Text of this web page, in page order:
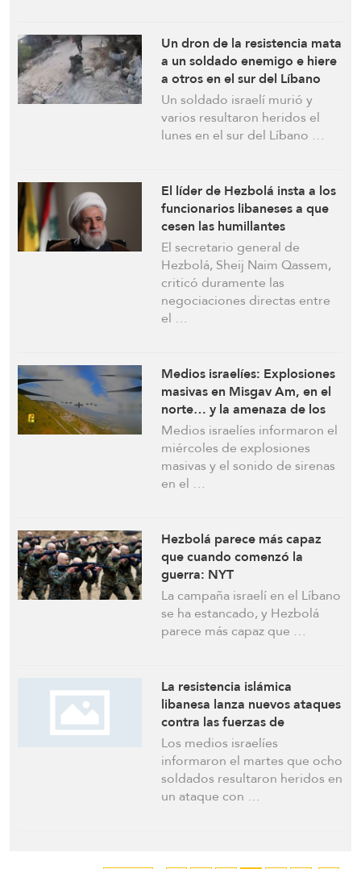
Un dron de la resistencia mata
a un soldado enemigo e hiere
a otros en el sur del Líbano
Un soldado israelí murió y
varios resultaron heridos el
lunes en el sur del Líbano …
El líder de Hezbolá insta a los
funcionarios libaneses a que
cesen las humillantes
negociaciones en Washington:
“Israel” no conseguirá por la
política lo que no logró en la
guerra
El secretario general de
Hezbolá, Sheij Naim Qassem,
criticó duramente las
negociaciones directas entre
el …
Medios israelíes: Explosiones
masivas en Misgav Am, en el
norte… y la amenaza de los
drones va en aumento.
Medios israelíes informaron el
miércoles de explosiones
masivas y el sonido de sirenas
en el …
Hezbolá parece más capaz
que cuando comenzó la
guerra: NYT
La campaña israelí en el Líbano
se ha estancado, y Hezbolá
parece más capaz que …
La resistencia islámica
libanesa lanza nuevos ataques
contra las fuerzas de
ocupación israelíes en el sur
del Líbano: se registran bajas
Los medios israelíes
informaron el martes que ocho
soldados resultaron heridos en
un ataque con …